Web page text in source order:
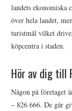
landets ekonomiska
över hela landet,
turistmål vilket
köpcentra i staden.
Hör av dig till
Någon på företaget
– 826 666. De går